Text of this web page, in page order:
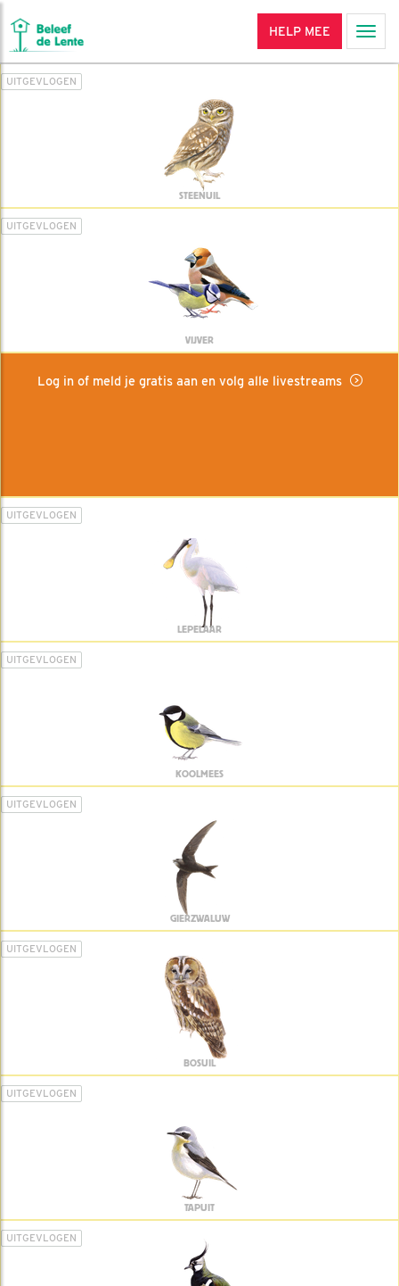
HELP MEE
UITGEVLOGEN
STEENUIL
UITGEVLOGEN
VIJVER
Log in of meld je gratis aan en volg alle livestreams
UITGEVLOGEN
LEPELAAR
UITGEVLOGEN
KOOLMEES
UITGEVLOGEN
GIERZWALUW
UITGEVLOGEN
BOSUIL
UITGEVLOGEN
TAPUIT
UITGEVLOGEN